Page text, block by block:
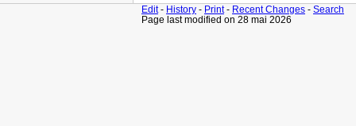
Edit- History - Print- Recent Changes - Search
Page last modified on 28 mai 2026